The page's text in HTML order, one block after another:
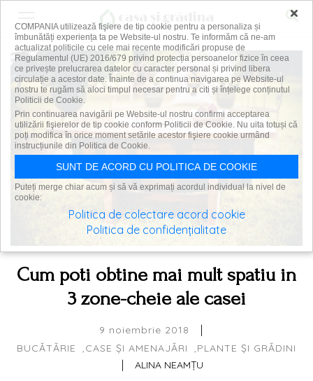
Cum poti obtine mai mult spatiu in
3 zone-cheie ale casei
9 noiembrie 2018 |
BUCĂTĂRIE CASE ȘI AMENAJĂRI PLANTE ȘI GRĂDINI
| ALINA NEAMȚU
×
COMPANIA utilizează fişiere de tip cookie pentru a personaliza și
îmbunătăți experiența ta pe Website-ul nostru. Te informăm că ne-am
actualizat politicile cu cele mai recente modificări propuse de
Regulamentul (UE) 2016/679 privind protecția persoanelor fizice în ceea
ce privește prelucrarea datelor cu caracter personal și privind libera
circulație a acestor date. Înainte de a continua navigarea pe Website-ul
nostru te rugăm să aloci timpul necesar pentru a citi și înțelege conținutul
Politicii de Cookie.
Prin continuarea navigării pe Website-ul nostru confirmi acceptarea
utilizării fişierelor de tip cookie conform Politicii de Cookie. Nu uita totuși că
poți modifica în orice moment setările acestor fişiere cookie urmând
instrucțiunile din Politica de Cookie.
SUNT DE ACORD CU POLITICA DE COOKIE
Puteți merge chiar acum și să vă exprimați acordul individual la nivel de
cookie:
Politica de colectare acord cookie
Politica de confidențialitate